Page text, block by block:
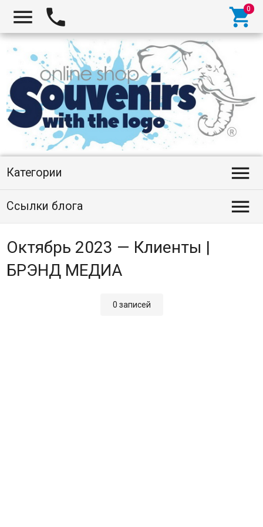
  
Категории 
Ссылки блога 
Октябрь 2023 — Клиенты |
БРЭНД МЕДИА
0 записей